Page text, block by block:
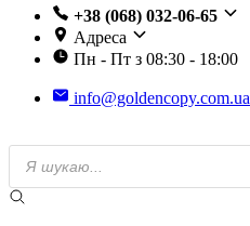
+38 (068) 032-06-65
Адреса
Пн - Пт з 08:30 - 18:00
info@goldencopy.com.ua
Пошук
товарів